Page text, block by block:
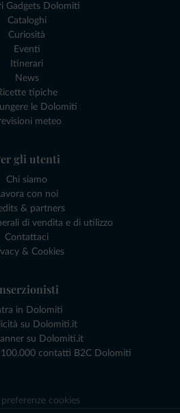
Gadgets Dolomiti
Cataloghi
Curiosità
Eventi
Itinerari
News
tipiche
le Dolomiti
meteo
gli utenti
Chi siamo
con noi
& partners
di vendita e di utilizzo
Contattaci
& Cookies
in Dolomiti
su Dolomiti.it
su Dolomiti.it
100.000 contatti B2C Dolomiti
preferenze cookies